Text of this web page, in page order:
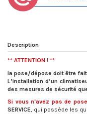
Description
** ATTENTION ! **
la pose/dépose doit être
L’installation d’un
des mesures de sécurité
Si vous n'avez pas de
SERVICE, qui possède les